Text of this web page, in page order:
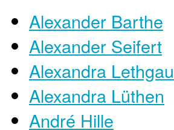
Alexander Barthe
Alexander Seifert
Alexandra Lethgau
Alexandra Lüthen
André Hille